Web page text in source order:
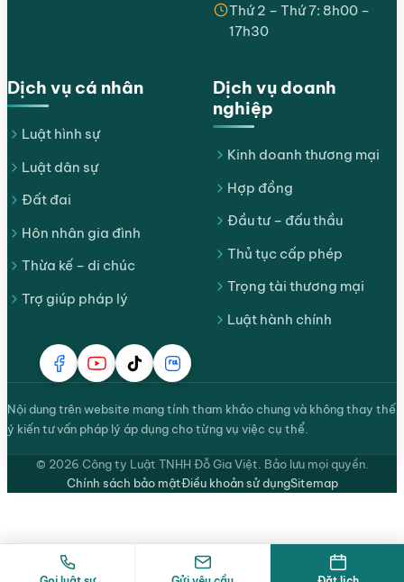
Dịch vụ cá nhân
Luật hình sự
Luật dân sự
Đất đai
Hôn nhân gia đình
Thừa kế – di chúc
Trợ giúp pháp lý
Dịch vụ doanh
nghiệp
Kinh doanh thương mại
Hợp đồng
Đầu tư – đấu thầu
Thủ tục cấp phép
Trọng tài thương mại
Luật hành chính
Thứ 2 – Thứ 7: 8h00 –
17h30
Nội dung trên website mang tính tham khảo chung và không thay thế
ý kiến tư vấn pháp lý áp dụng cho từng vụ việc cụ thể.
© 2026 Công ty Luật TNHH Đỗ Gia Việt. Bảo lưu mọi quyền.
Chính sách bảo mậtĐiều khoản sử dụngSitemap